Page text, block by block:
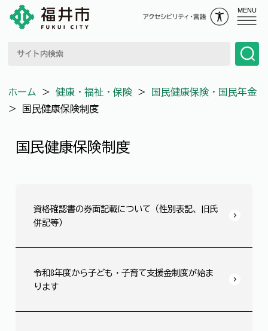
MENU
ホーム ＞ 健康・福祉・保険 ＞
国民健康保険・国民年金
＞
国民健康保険制度
国民健康保険制度
資格確認書の券面記載について（性別表記、旧氏
併記等）
令和8年度から子ども・子育て支援金制度が始ま
ります